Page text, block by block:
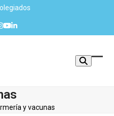
YouTube
LinkedIn
y vacunas